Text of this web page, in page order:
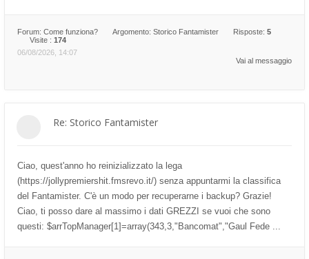
Forum: Come funziona? Argomento: Storico Fantamister Risposte: 5
Visite : 174
06/08/2026, 14:07
Vai al messaggio
Re: Storico Fantamister
Ciao, quest'anno ho reinizializzato la lega
(https://jollypremiershit.fmsrevo.it/) senza appuntarmi la classifica
del Fantamister. C'è un modo per recuperarne i backup? Grazie!
Ciao, ti posso dare al massimo i dati GREZZI se vuoi che sono
questi: $arrTopManager[1]=array(343,3,"Bancomat","Gaul Fede ...